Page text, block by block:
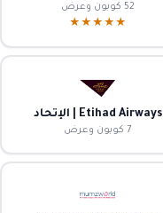
52 كوبون وعرض
★★★★★
Etihad Airways | الإتحاد
7 كوبون وعرض